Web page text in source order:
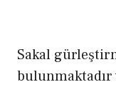
Sakal
bulunmaktadır